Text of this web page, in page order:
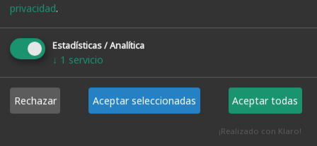
privacidad.
Estadísticas / Analítica
↓ 1 servicio
Rechazar Aceptar seleccionadas Aceptar todas
¡Realizado con Klaro!